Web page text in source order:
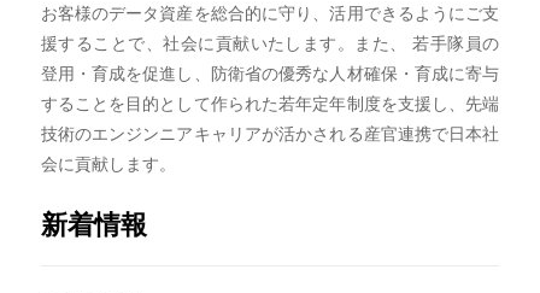
お客様のデータ資産を総合的に守り、活用できるようにご支
援することで、社会に貢献いたします。また、 若手隊員の
登用・育成を促進し、防衛省の優秀な人材確保・育成に寄与
することを目的として作られた若年定年制度を支援し、先端
技術のエンジンニアキャリアが活かされる産官連携で日本社
会に貢献します。
新着情報